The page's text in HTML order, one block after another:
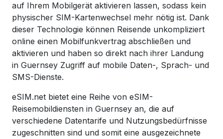
auf Ihrem Mobilgerät aktivieren lassen, sodass kein
physischer SIM-Kartenwechsel mehr nötig ist. Dank
dieser Technologie können Reisende unkompliziert
online einen Mobilfunkvertrag abschließen und
aktivieren und haben so direkt nach ihrer Landung
in Guernsey Zugriff auf mobile Daten-, Sprach- und
SMS-Dienste.
eSIM.net bietet eine Reihe von eSIM-
Reisemobildiensten in Guernsey an, die auf
verschiedene Datentarife und Nutzungsbedürfnisse
zugeschnitten sind und somit eine ausgezeichnete